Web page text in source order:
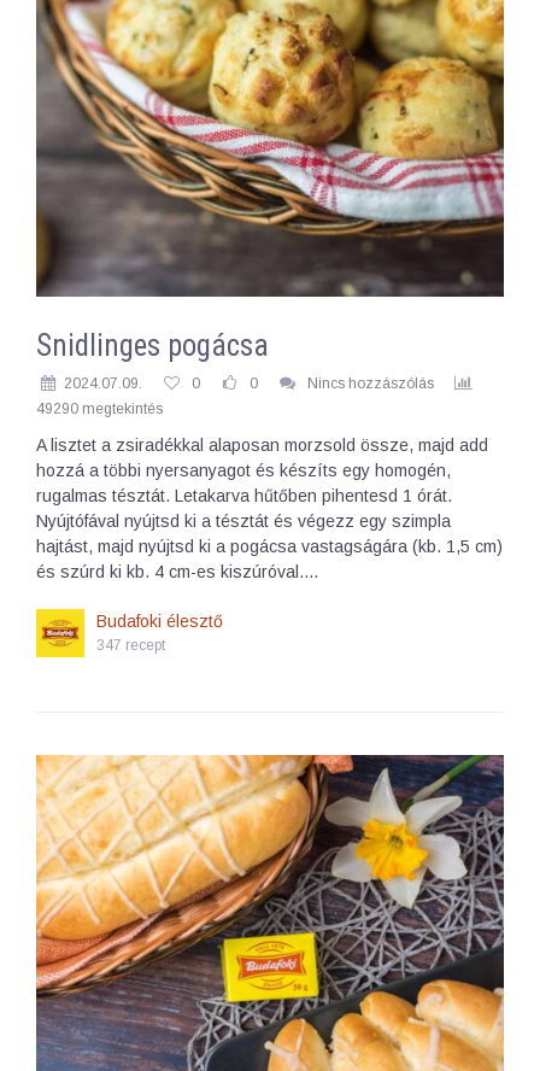
Snidlinges pogácsa
2024.07.09. 0 0
Nincs hozzászólás
49290 megtekintés
A lisztet a zsiradékkal alaposan morzsold össze, majd add
hozzá a többi nyersanyagot és készíts egy homogén,
rugalmas tésztát. Letakarva hűtőben pihentesd 1 órát.
Nyújtófával nyújtsd ki a tésztát és végezz egy szimpla
hajtást, majd nyújtsd ki a pogácsa vastagságára (kb. 1,5 cm)
és szúrd ki kb. 4 cm-es kiszúróval.…
Budafoki élesztő
347 recept